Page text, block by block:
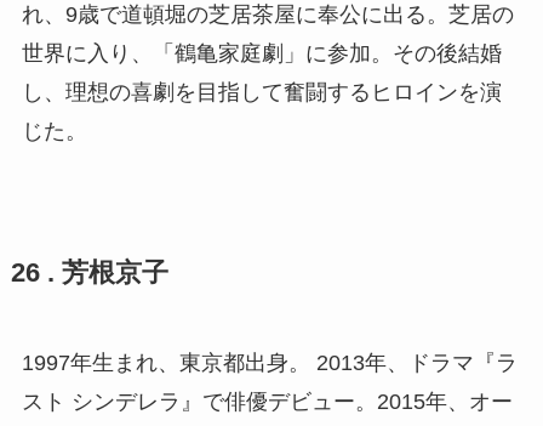
れ、9歳で道頓堀の芝居茶屋に奉公に出る。芝居の
世界に入り、「鶴亀家庭劇」に参加。その後結婚
し、理想の喜劇を目指して奮闘するヒロインを演
じた。
26 . 芳根京子
1997年生まれ、東京都出身。 2013年、ドラマ『ラ
スト シンデレラ』で俳優デビュー。2015年、オー